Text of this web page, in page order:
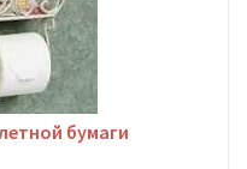
бумаги